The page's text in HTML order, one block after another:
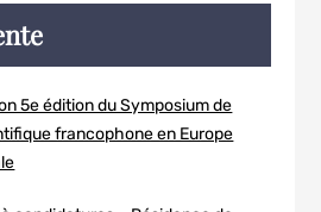
5e édition du Symposium de
francophone en Europe